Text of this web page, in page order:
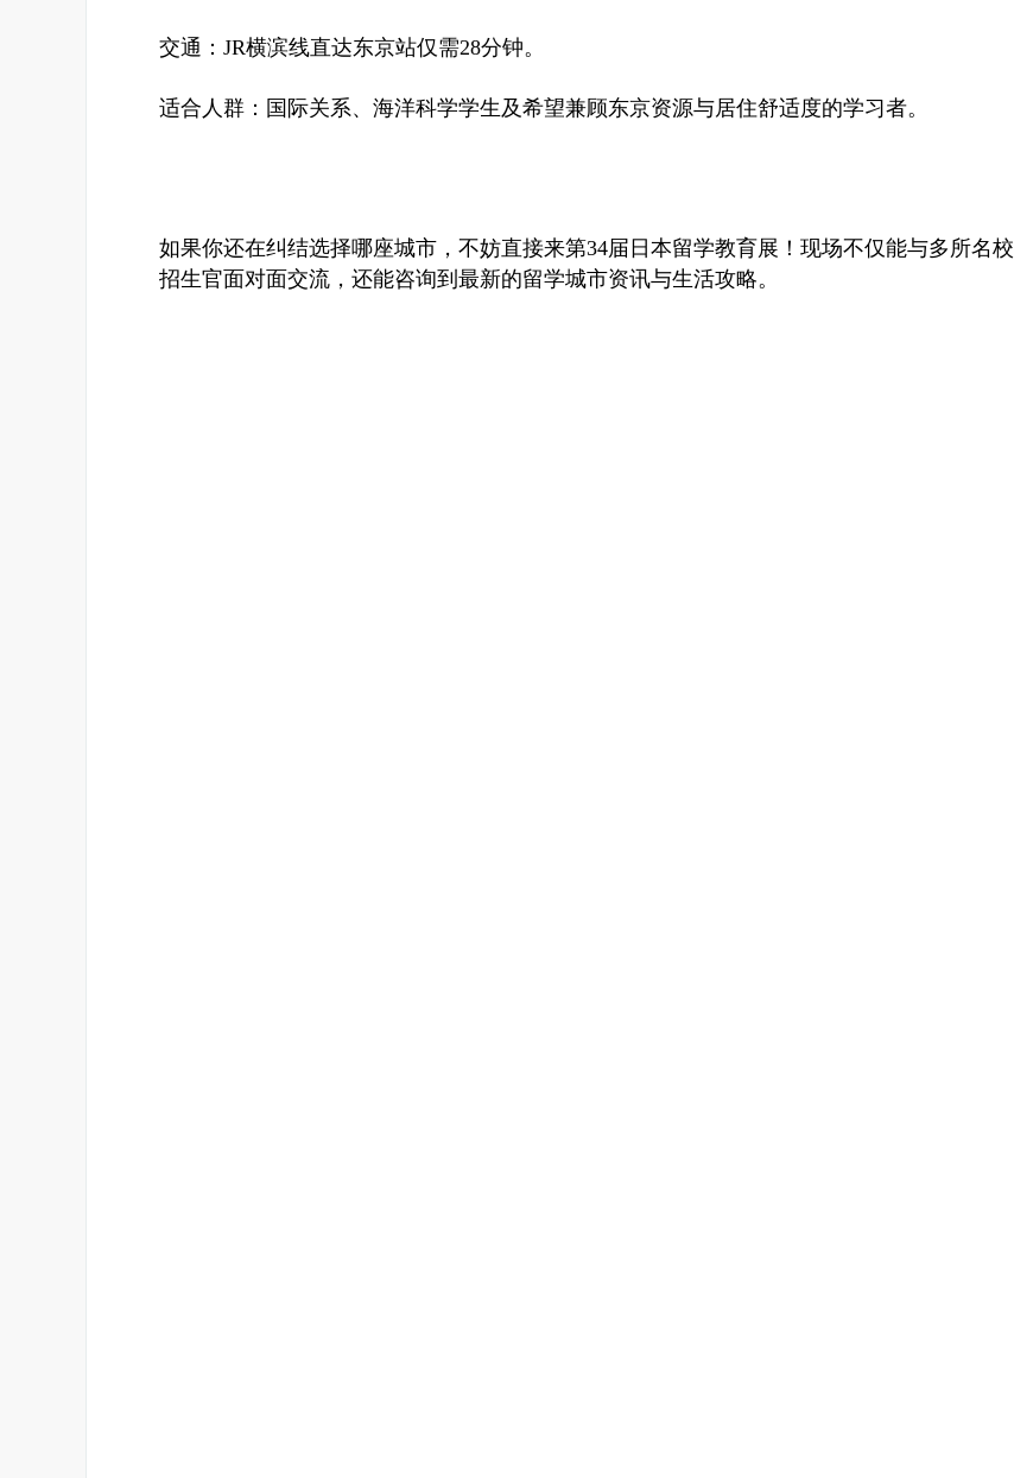
交通：JR横滨线直达东京站仅需28分钟。
适合人群：国际关系、海洋科学学生及希望兼顾东京资源与居住舒适度的学习者。
如果你还在纠结选择哪座城市，不妨直接来第34届日本留学教育展！现场不仅能与多所名校
招生官面对面交流，还能咨询到最新的留学城市资讯与生活攻略。